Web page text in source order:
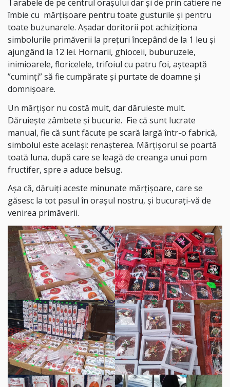
Tarabele de pe centrul orașului dar și de prin catiere ne
îmbie cu mărțișoare pentru toate gusturile și pentru
toate buzunarele. Așadar doritorii pot achiziționa
simbolurile primăverii la prețuri începând de la 1 leu și
ajungând la 12 lei. Hornarii, ghioceii, buburuzele,
inimioarele, floricelele, trifoiul cu patru foi, așteaptă
”cuminți” să fie cumpărate și purtate de doamne și
domnișoare.
Un mărțișor nu costă mult, dar dăruieste mult.
Dăruiește zâmbete și bucurie. Fie că sunt lucrate
manual, fie că sunt făcute pe scară largă într-o fabrică,
simbolul este același: renașterea. Mărțișorul se poartă
toată luna, după care se leagă de creanga unui pom
fructifer, spre a aduce belsug.
Așa că, dăruiți aceste minunate mărțișoare, care se
găsesc la tot pasul în orașul nostru, și bucurați-vă de
venirea primăverii.